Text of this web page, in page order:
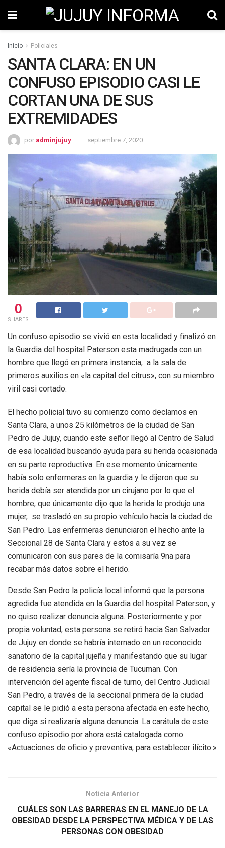
Inicio Policiales
SANTA CLARA: EN UN
CONFUSO EPISODIO CASI LE
CORTAN UNA DE SUS
EXTREMIDADES
por adminjujuy septiembre 7, 2020
0
SHARES
Un confuso episodio se vivió en esta localidad y finalizó en
la Guardia del hospital Paterson esta madrugada con un
hombre que llegó en primera instancia, a la sala de
primeros auxilios en «la capital del citrus», con su miembro
viril casi cortado.
El hecho policial tuvo su comienzo como decíamos en
Santa Clara, a unos 25 kilómetros de la ciudad de San
Pedro de Jujuy, cuando este señor llegó al Centro de Salud
de esa localidad buscando ayuda para su herida ocasionada
en su parte reproductiva. En ese momento únicamente
había solo enfermeras en la guardia y le dijeron que su
herida debía ser atendida por un cirujano por lo que el
hombre, que únicamente dijo que la herida le produjo una
mujer, se trasladó en su propio vehículo hacia la ciudad de
San Pedro. Las enfermeras denunciaron el hecho ante la
Seccional 28 de Santa Clara y estos a su vez se
comunicaron con sus pares de la comisaría 9na para
recabar más datos sobre el herido.
Desde San Pedro la policía local informó que la persona
agredida fue atendida en la Guardia del hospital Paterson, y
no quiso realizar denuncia alguna. Posteriormente y por
propia voluntad, esta persona se retiró hacia San Salvador
de Jujuy en donde se habría internado en un reconocido
sanatorio de la capital jujeña y manifestando que su lugar
de residencia sería la provincia de Tucuman. Con
intervención del agente fiscal de turno, del Centro Judicial
San Pedro, a través de la seccional primera de la ciudad
capital se le pidió a esta persona afectada en este hecho,
que diga si realizaría alguna denuncia. La carátula de este
confuso episodio por ahora está catalogada como
«Actuaciones de oficio y preventiva, para establecer ilícito.»
Noticia Anterior
CUÁLES SON LAS BARRERAS EN EL MANEJO DE LA
OBESIDAD DESDE LA PERSPECTIVA MÉDICA Y DE LAS
PERSONAS CON OBESIDAD